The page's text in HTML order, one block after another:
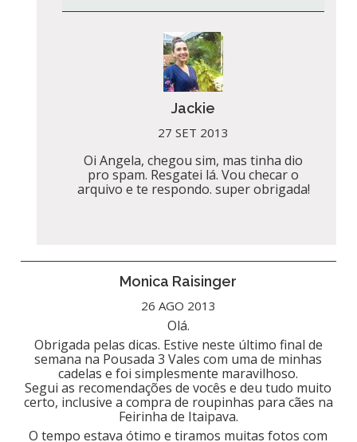
Jackie
27 SET 2013
Oi Angela, chegou sim, mas tinha dio
pro spam. Resgatei lá. Vou checar o
arquivo e te respondo. super obrigada!
Monica Raisinger
26 AGO 2013
Olá.
Obrigada pelas dicas. Estive neste último final de
semana na Pousada 3 Vales com uma de minhas
cadelas e foi simplesmente maravilhoso.
Segui as recomendações de vocês e deu tudo muito
certo, inclusive a compra de roupinhas para cães na
Feirinha de Itaipava.
O tempo estava ótimo e tiramos muitas fotos com